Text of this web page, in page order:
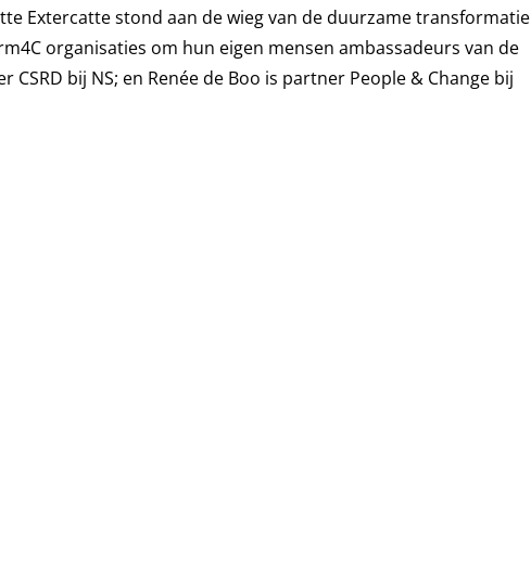
Extercatte stond aan de wieg van de duurzame transformatie
organisaties om hun eigen mensen ambassadeurs van de
bij NS; en Renée de Boo is partner People & Change bij